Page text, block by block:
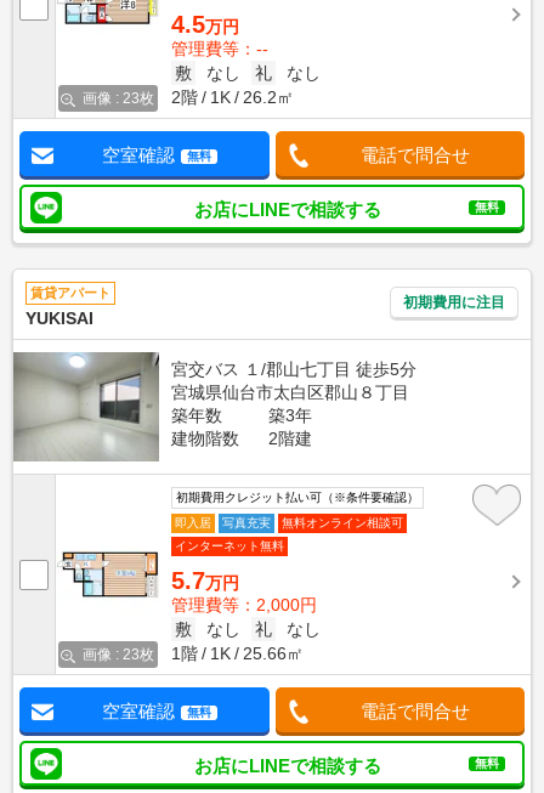
画像 : 23枚
4.5万円
管理費等：--
敷
なし 礼
なし
2階
1K 26.2㎡
空室確認 無料 電話で問合せ
お店にLINEで相談する 無料
賃貸アパート
YUKISAI
初期費用に注目
宮交バス １/郡山七丁目 徒歩5分
宮城県仙台市太白区郡山８丁目
築年数
築3年
建物階数
2階建
画像 : 23枚
初期費用クレジット払い可（※条件要確認）
即入居
写真充実
無料オンライン相談可
インターネット無料
5.7万円
管理費等：2,000円
敷
なし 礼
なし
1階
1K 25.66㎡
空室確認 無料 電話で問合せ
お店にLINEで相談する 無料